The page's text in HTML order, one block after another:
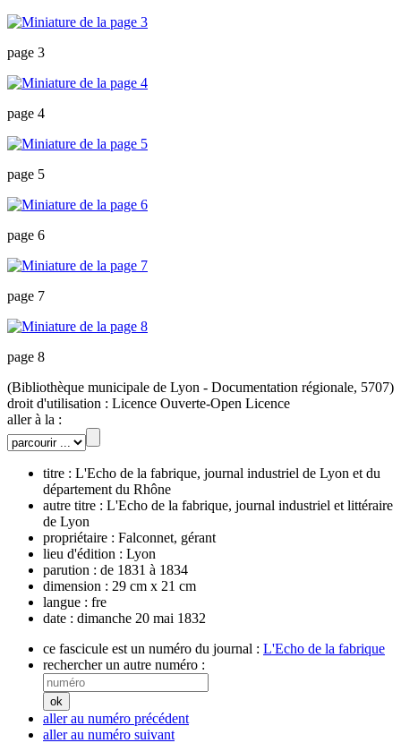
page 3
page 4
page 5
page 6
page 7
page 8
(Bibliothèque municipale de Lyon - Documentation régionale, 5707)
droit d'utilisation : Licence Ouverte-Open Licence
aller à la :
titre : L'Echo de la fabrique, journal industriel de Lyon et du
département du Rhône
autre titre : L'Echo de la fabrique, journal industriel et littéraire
de Lyon
propriétaire : Falconnet, gérant
lieu d'édition : Lyon
parution : de 1831 à 1834
dimension : 29 cm x 21 cm
langue : fre
date : dimanche 20 mai 1832
ce fascicule est un numéro du journal : L'Echo de la fabrique
rechercher un autre numéro :
aller au numéro précédent
aller au numéro suivant